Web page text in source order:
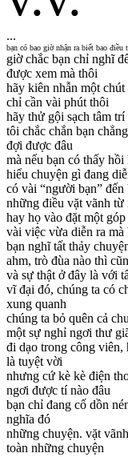
...
bạn có bao giờ nhận ra biết bao điều
giờ chắc bạn chỉ nghĩ
được xem mà thôi
hãy kiên nhẫn một chút
chỉ cần vài phút thôi
hãy thử gội sạch tâm
tôi chắc chắn bạn
đợi được đâu
mà nếu bạn có thấy
hiểu chuyện gì đang
có vài “người bạn” đến
những điều vặt vãnh
hay họ vào đặt một
vài việc vừa diễn ra mà
bạn nghĩ tất thảy
ahm, trò đùa nào thì
và sự thật ở đây là với
vĩ đại đó, chúng ta có
xung quanh
chúng ta bỏ quên cả
một sự nghỉ ngơi thư
đi dạo trong công viên,
là tuyệt vời
nhưng cứ kè kè điện
ngơi được tí nào đâu
bạn chỉ đang cố dồn
nghĩa đó
những chuyện. vặt
toàn những chuyện